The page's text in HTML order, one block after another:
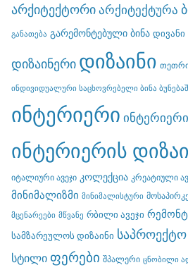
არქიტექტორიარქიტექტურა
განათება გარემონტებული ბინა დივანი
დიზაინერი დიზაინი
ინდივიდუალური საცხოვრებელი ბინა
ინტერიერი
ინტერიერის
იტალიური ავეჯი კოლექცია კრეატიული
მინიმალიზმი მინიმალისტური
მცენარეები მწვანე რბილი ავეჯი
სამზარეულოს დიზაინი საპროექტო
სტილი ფერები შპალერი ცნობილი